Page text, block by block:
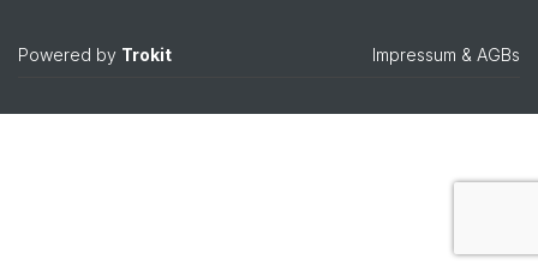
Powered by Trokit Impressum & AGBs